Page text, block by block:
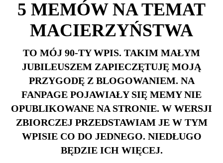
5 MEMÓW NA TEMAT
MACIERZYŃSTWA
TO MÓJ 90-TY WPIS. TAKIM MAŁYM
JUBILEUSZEM ZAPIECZĘTUJĘ MOJĄ
PRZYGODĘ Z BLOGOWANIEM. NA
FANPAGE POJAWIAŁY SIĘ MEMY NIE
OPUBLIKOWANE NA STRONIE. W WERSJI
ZBIORCZEJ PRZEDSTAWIAM JE W TYM
WPISIE CO DO JEDNEGO. NIEDŁUGO
BĘDZIE ICH WIĘCEJ.